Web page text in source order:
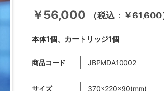
本体1個、カートリッジ1個
（税込：￥61,600
￥56,000
商品コード JBPMDA10002
サイズ 370×220×90(mm)